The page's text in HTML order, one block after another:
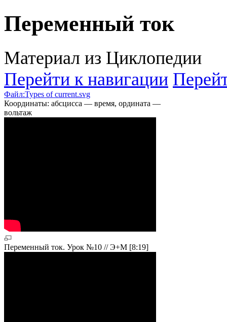
Переменный ток
Материал из Циклопедии
Перейти к навигации
Файл:Types of current.svg
Координаты: абсцисса — время, ордината —
вольтаж
Переменный ток. Урок №10 // Э+М [8:19]